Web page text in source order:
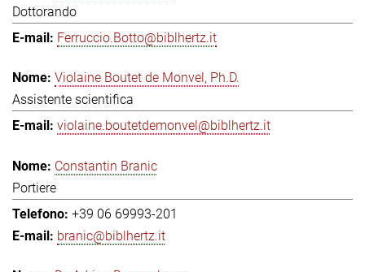
Dottorando
Ferruccio.Botto@biblhertz.it
Violaine Boutet de Monvel, Ph.D.
Assistente scientifica
violaine.boutetdemonvel@biblhertz.it
Constantin Branic
Portiere
+39 06 69993-201
branic@biblhertz.it